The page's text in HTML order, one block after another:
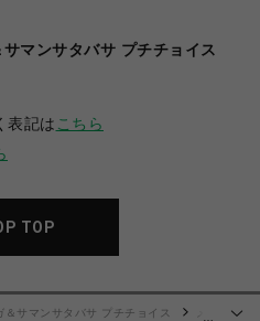
マンサタバサ プチチョイス
表記は こちら
TOP
＆サマンサタバサ プチチョイス